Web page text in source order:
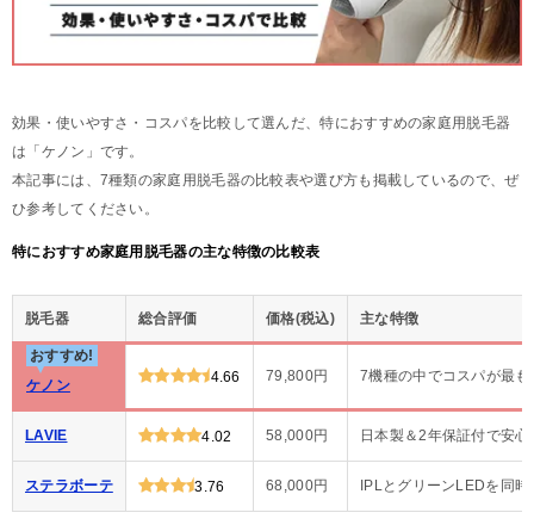
効果・使いやすさ・コスパを比較して選んだ、特におすすめの家庭用脱毛器
は「ケノン」です。
本記事には、7種類の家庭用脱毛器の比較表や選び方も掲載しているので、ぜ
ひ参考してください。
特におすすめ家庭用脱毛器の主な特徴の比較表
脱毛器 総合評価 価格(税込) 主な特徴
おすすめ!
ケノン
4.66 79,800円 7機種の中でコスパが最も
LAVIE 4.02 58,000円 日本製＆2年保証付で安
ステラボーテ 3.76 68,000円 IPLとグリーンLEDを同